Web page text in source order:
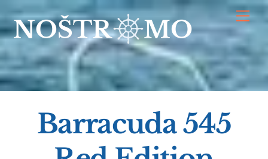
Skip
content
Barracuda 545